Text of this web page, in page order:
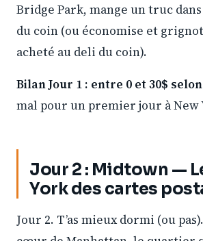
Bridge Park, mange un truc
du coin (ou économise et
acheté au deli du coin).
Bilan Jour 1 : entre 0 et 30$
mal pour un premier jour à New
Jour 2 : Midtown —
York des cartes
Jour 2. T’as mieux dormi (ou